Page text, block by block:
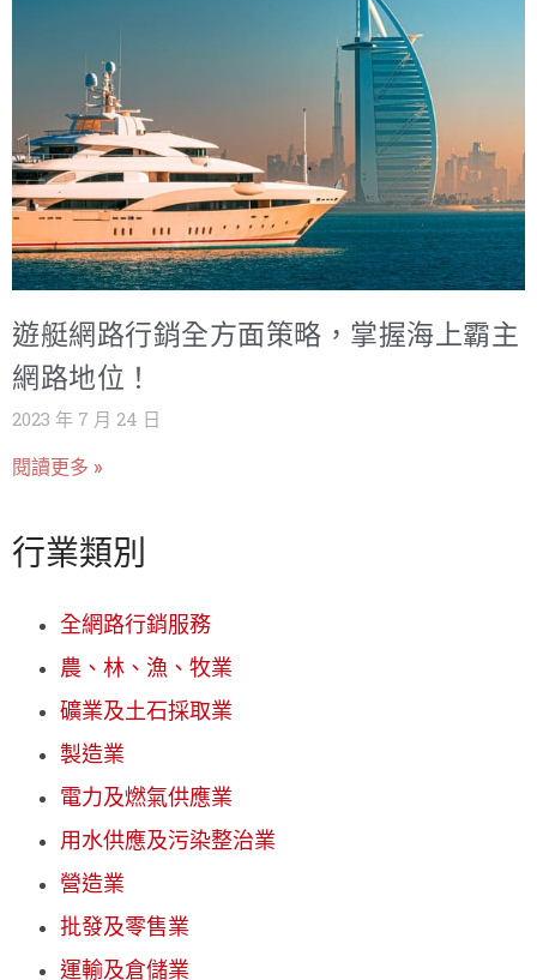
遊艇網路行銷全方面策略，掌握海上霸主
網路地位！
2023 年 7 月 24 日
閱讀更多 »
行業類別
全網路行銷服務
農、林、漁、牧業
礦業及土石採取業
製造業
電力及燃氣供應業
用水供應及污染整治業
營造業
批發及零售業
運輸及倉儲業